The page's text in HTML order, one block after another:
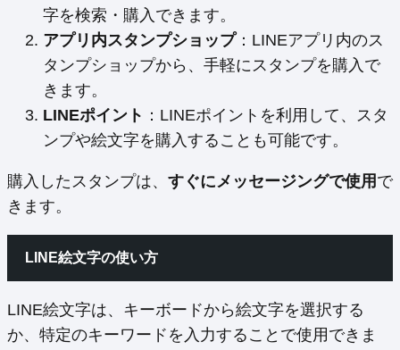
字を検索・購入できます。
アプリ内スタンプショップ：LINEアプリ内のス
タンプショップから、手軽にスタンプを購入で
きます。
LINEポイント ：LINEポイントを利用して、スタ
ンプや絵文字を購入することも可能です。
購入したスタンプは、 すぐにメッセージングで使用 で
きます。
LINE絵文字の使い方
LINE絵文字は、キーボードから絵文字を選択する
か、特定のキーワードを入力することで使用できま